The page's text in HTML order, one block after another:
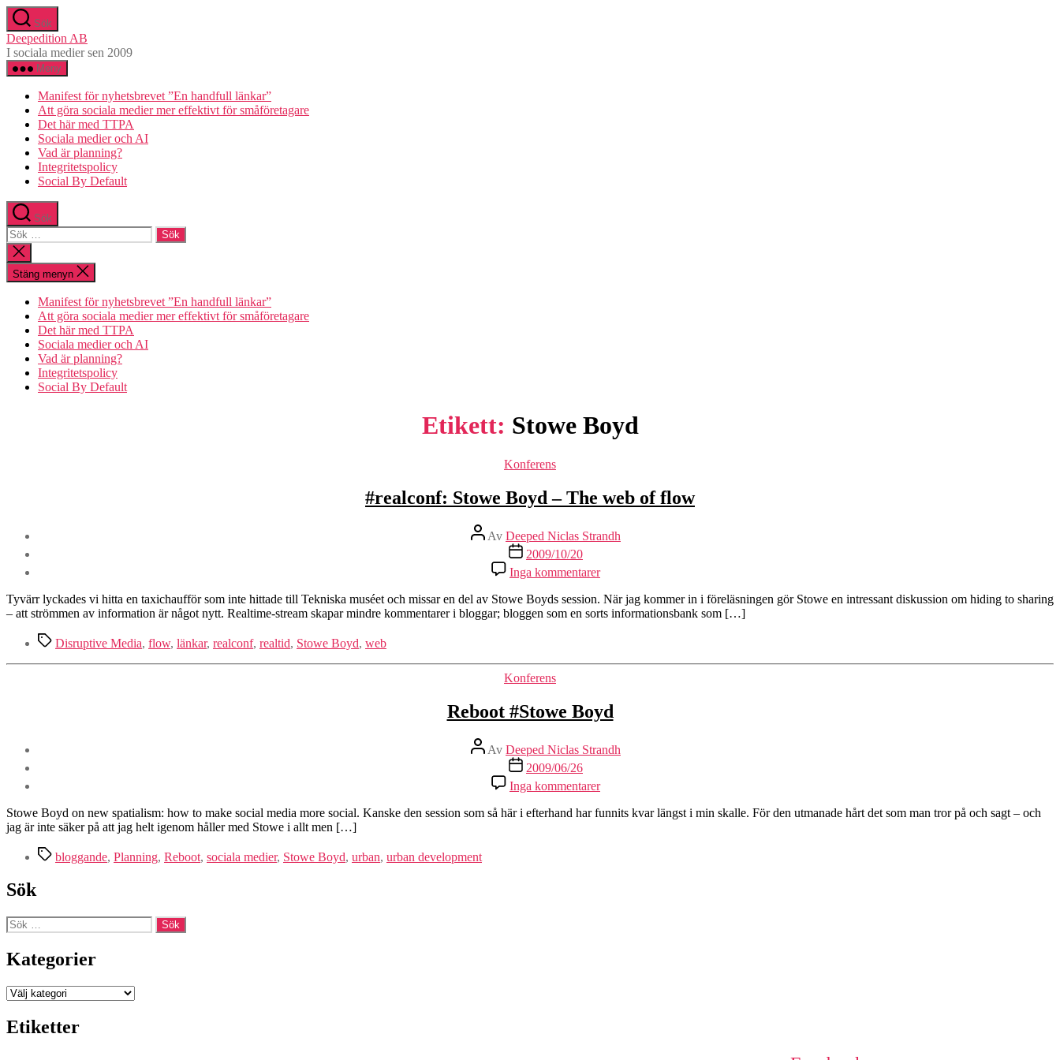
Hoppa
till
innehåll
Sök
Deepedition AB
I sociala medier sen 2009
Meny
Manifest för nyhetsbrevet ”En handfull länkar”
Att göra sociala medier mer effektivt för småföretagare
Det här med TTPA
Sociala medier och AI
Vad är planning?
Integritetspolicy
Social By Default
Sök
Sök
efter:
Stäng
sökningen
Stäng menyn
Manifest för nyhetsbrevet ”En handfull länkar”
Att göra sociala medier mer effektivt för småföretagare
Det här med TTPA
Sociala medier och AI
Vad är planning?
Integritetspolicy
Social By Default
Etikett: Stowe Boyd
Kategorier
Konferens
#realconf: Stowe Boyd – The web of flow
Inläggsförfattare
Av Deeped Niclas Strandh
Inläggsdatum
2009/10/20
Inga kommentarer
Tyvärr lyckades vi hitta en taxichaufför som inte hittade till Tekniska muséet och missar en del av Stowe Boyds session. När jag kommer in i föreläsningen gör Stowe en intressant diskussion om hiding to sharing
– att strömmen av information är något nytt. Realtime-stream skapar mindre kommentarer i bloggar; bloggen som en sorts informationsbank som […]
Etiketter
Disruptive Media, flow, länkar, realconf, realtid, Stowe Boyd, web
Kategorier
Konferens
Reboot #Stowe Boyd
Inläggsförfattare
Av Deeped Niclas Strandh
Inläggsdatum
2009/06/26
Inga kommentarer
Stowe Boyd on new spatialism: how to make social media more social. Kanske den session som så här i efterhand har funnits kvar längst i min skalle. För den utmanade hårt det som man tror på och sagt – och
jag är inte säker på att jag helt igenom håller med Stowe i allt men […]
Etiketter
bloggande, Planning, Reboot, sociala medier, Stowe Boyd, urban, urban development
Sök
Sök
efter:
Kategorier
Kategorier
Etiketter